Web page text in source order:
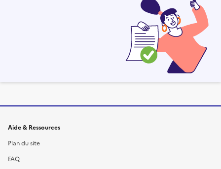
Informations et liens du site
Aide & Ressources
Plan du site
FAQ